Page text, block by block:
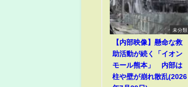
未分類
【内部映像】懸命な救
助活動が続く「イオン
モール熊本」 内部は
柱や壁が崩れ散乱(2026